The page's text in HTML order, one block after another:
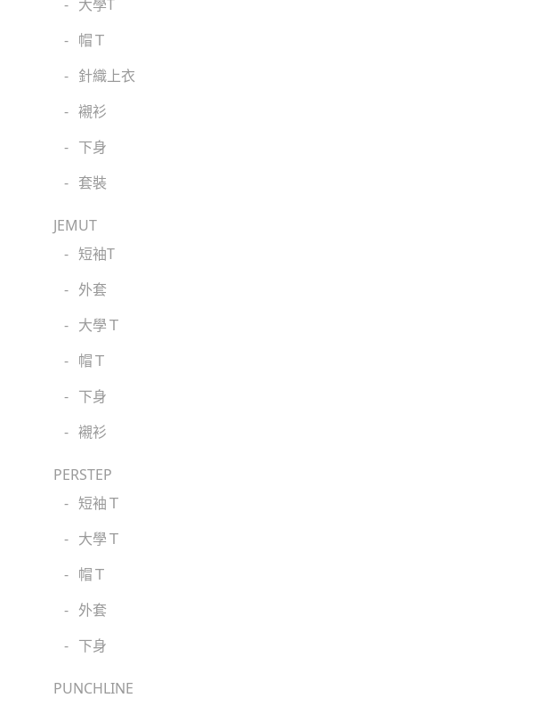
- 大學T
- 帽Ｔ
- 針織上衣
- 襯衫
- 下身
- 套裝
JEMUT
- 短袖T
- 外套
- 大學Ｔ
- 帽Ｔ
- 下身
- 襯衫
PERSTEP
- 短袖Ｔ
- 大學Ｔ
- 帽Ｔ
- 外套
- 下身
PUNCHLINE